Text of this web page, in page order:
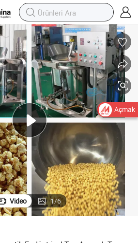
Video 1/6
Açmak